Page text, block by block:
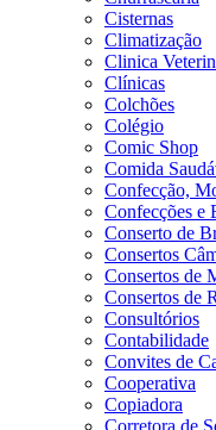
Cisternas
Climatização
Clinica
Clínicas
Colchões
Colégio
Comic Shop
Comida
Confecção,
Confecções e
Conserto de
Consertos
Consertos de
Consertos de
Consultórios
Contabilidade
Convites de
Cooperativa
Copiadora
Corretora de